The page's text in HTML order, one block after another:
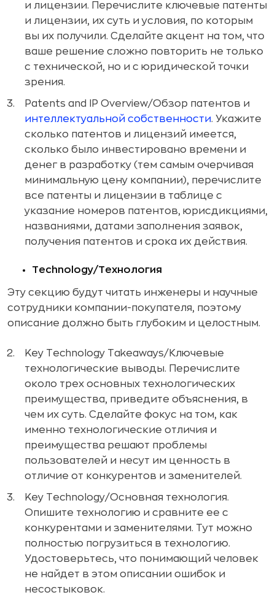
и лицензии. Перечислите ключевые патенты
и лицензии, их суть и условия, по которым
вы их получили. Сделайте акцент на том, что
ваше решение сложно повторить не только
с технической, но и с юридической точки
зрения.
Patents and IP Overview/Обзор патентов и
интеллектуальной собственности. Укажите
сколько патентов и лицензий имеется,
сколько было инвестировано времени и
денег в разработку (тем самым очерчивая
минимальную цену компании), перечислите
все патенты и лицензии в таблице c
указание номеров патентов, юрисдикциями,
названиями, датами заполнения заявок,
получения патентов и срока их действия.
Technology/Технология
Эту секцию будут читать инженеры и научные
сотрудники компании-покупателя, поэтому
описание должно быть глубоким и целостным.
Key Technology Takeaways/Ключевые
технологические выводы. Перечислите
около трех основных технологических
преимущества, приведите объяснения, в
чем их суть. Сделайте фокус на том, как
именно технологические отличия и
преимущества решают проблемы
пользователей и несут им ценность в
отличие от конкурентов и заменителей.
Key Technology/Основная технология.
Опишите технологию и сравните ее с
конкурентами и заменителями. Тут можно
полностью погрузиться в технологию.
Удостоверьтесь, что понимающий человек
не найдет в этом описании ошибок и
несостыковок.